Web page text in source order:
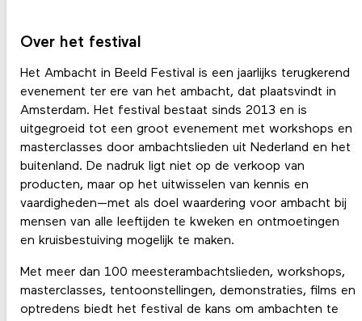
Over het festival
Het Ambacht in Beeld Festival is een jaarlijks terugkerend
evenement ter ere van het ambacht, dat plaatsvindt in
Amsterdam. Het festival bestaat sinds 2013 en is
uitgegroeid tot een groot evenement met workshops en
masterclasses door ambachtslieden uit Nederland en het
buitenland. De nadruk ligt niet op de verkoop van
producten, maar op het uitwisselen van kennis en
vaardigheden—met als doel waardering voor ambacht bij
mensen van alle leeftijden te kweken en ontmoetingen
en kruisbestuiving mogelijk te maken.
Met meer dan 100 meesterambachtslieden, workshops,
masterclasses, tentoonstellingen, demonstraties, films en
optredens biedt het festival de kans om ambachten te